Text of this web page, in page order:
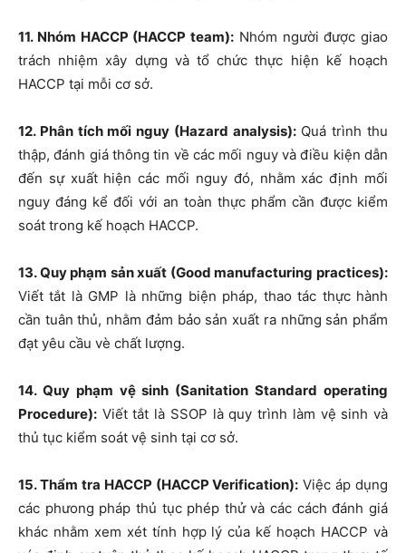
11. Nhóm HACCP (HACCP team): Nhóm người được giao
trách nhiệm xây dựng và tổ chức thực hiện kế hoạch
HACCP tại mỗi cơ sở.
12. Phân tích mối nguy (Hazard analysis):Quá trình thu
thập, đánh giá thông tin về các mối nguy và điều kiện dẫn
đến sự xuất hiện các mối nguy đó, nhằm xác định mối
nguy đáng kể đối với an toàn thực phẩm cần được kiểm
soát trong kế hoạch HACCP.
13. Quy phạm sản xuất (Good manufacturing practices):
Viết tắt là GMP là những biện pháp, thao tác thực hành
cần tuân thủ, nhằm đảm bảo sản xuất ra những sản phẩm
đạt yêu cầu vè chất lượng.
14. Quy phạm vệ sinh (Sanitation Standard operating
Procedure): Viết tắt là SSOP là quy trình làm vệ sinh và
thủ tục kiểm soát vệ sinh tại cơ sở.
15. Thẩm tra HACCP (HACCP Verification): Việc áp dụng
các phưong pháp thủ tục phép thử và các cách đánh giá
khác nhằm xem xét tính hợp lý của kế hoạch HACCP và